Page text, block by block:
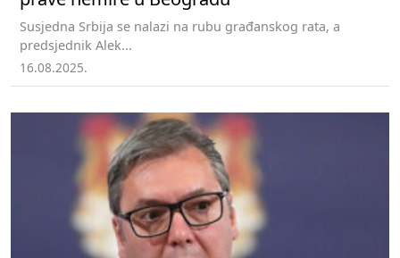
Susjedna Srbija se nalazi na rubu građanskog rata, a
predsjednik Alek...
16.08.2025.